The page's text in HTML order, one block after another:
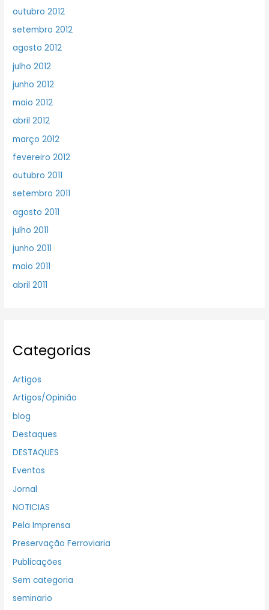
outubro 2012
setembro 2012
agosto 2012
julho 2012
junho 2012
maio 2012
abril 2012
março 2012
fevereiro 2012
outubro 2011
setembro 2011
agosto 2011
julho 2011
junho 2011
maio 2011
abril 2011
Categorias
Artigos
Artigos/Opinião
blog
Destaques
DESTAQUES
Eventos
Jornal
NOTICIAS
Pela Imprensa
Preservação Ferroviaria
Publicações
Sem categoria
seminario